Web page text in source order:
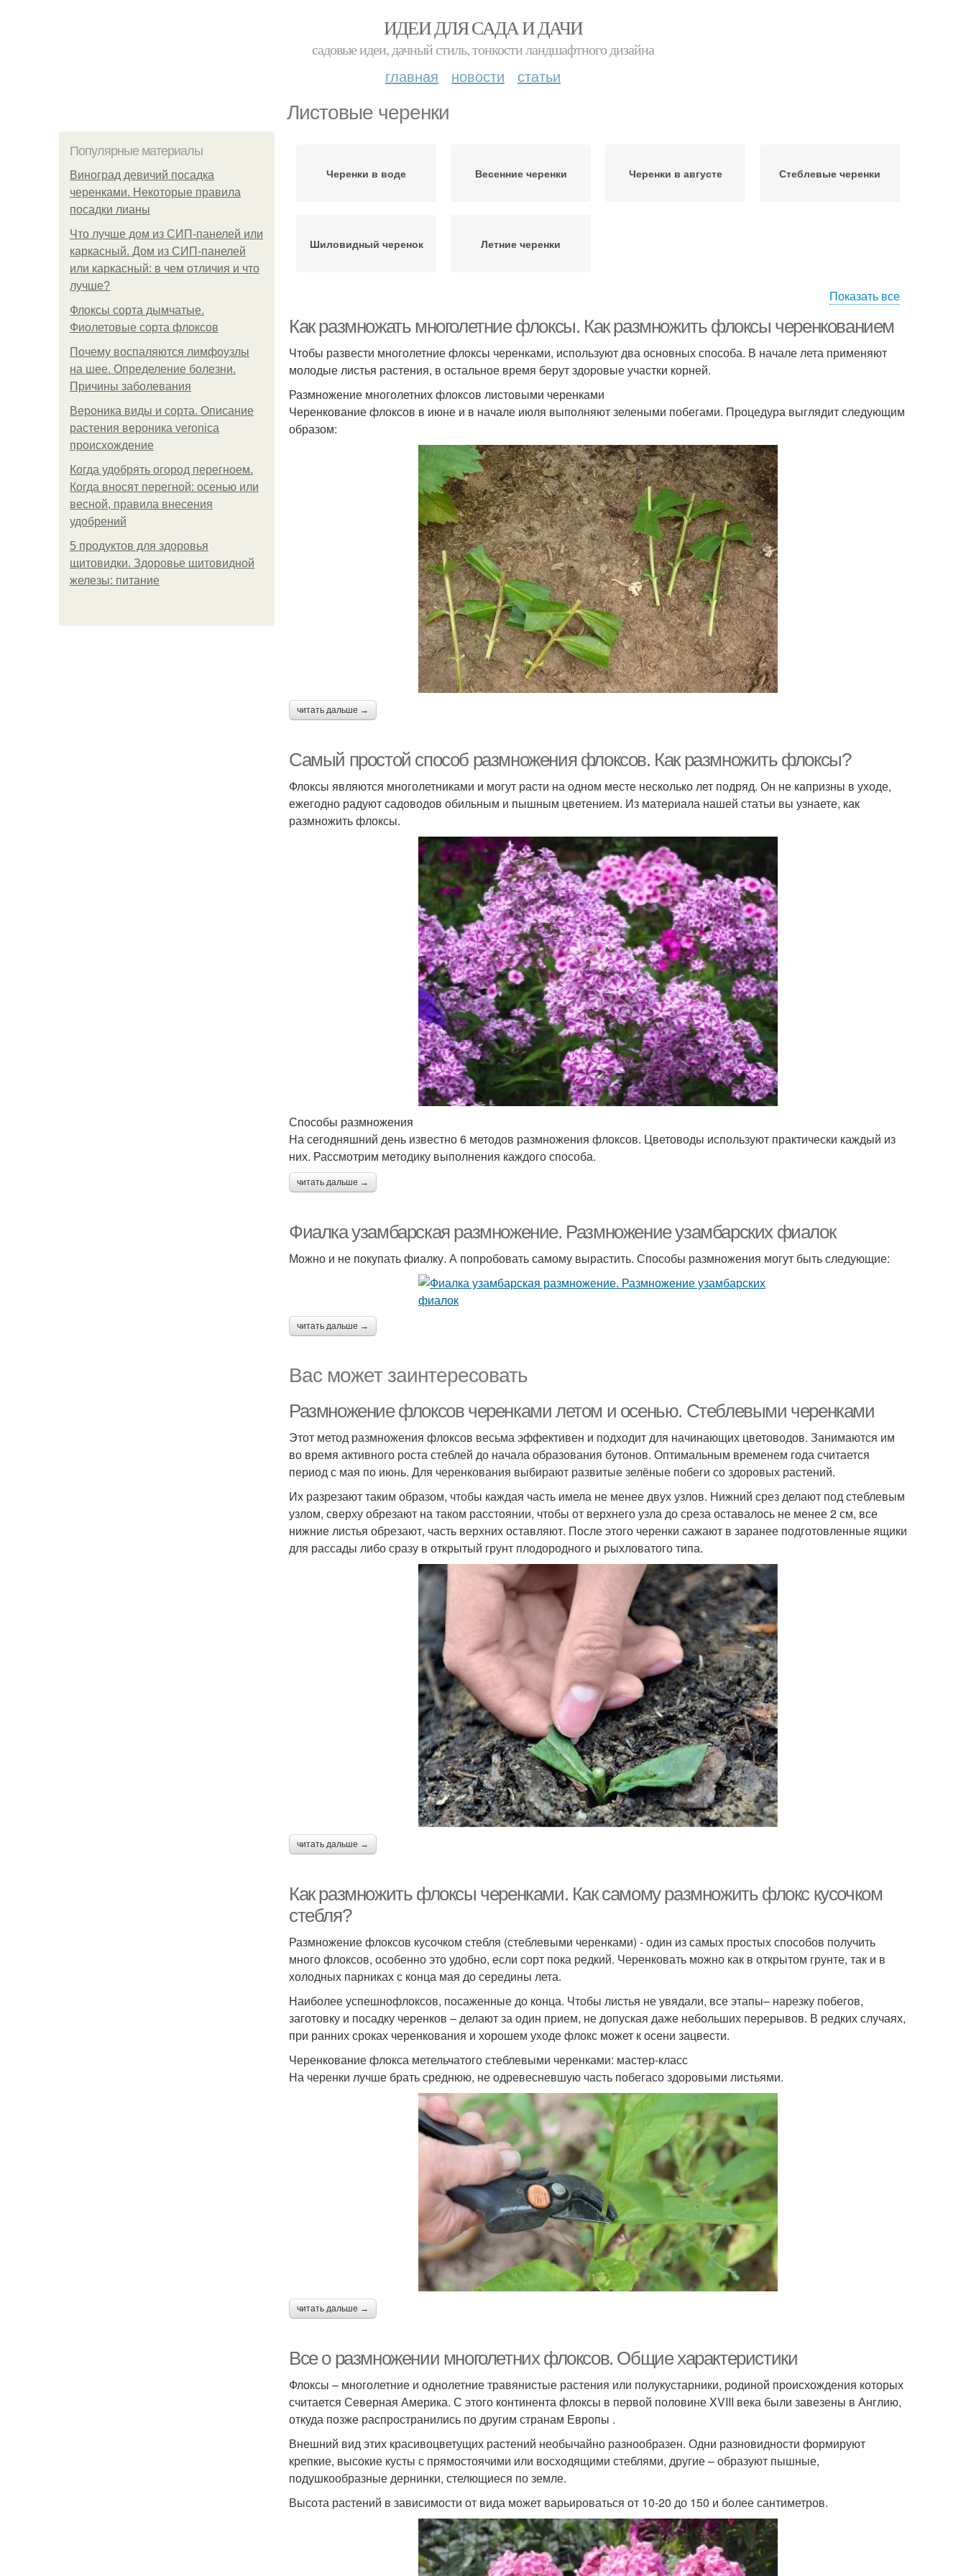
ИДЕИ ДЛЯ САДА И ДАЧИ
садовые идеи, дачный стиль, тонкости ландшафтного дизайна
главная новости статьи
Листовые черенки
Популярные материалы
Виноград девичий посадка
черенками. Некоторые правила
посадки лианы
Что лучше дом из СИП-панелей или
каркасный. Дом из СИП-панелей
или каркасный: в чем отличия и что
лучше?
Флоксы сорта дымчатые.
Фиолетовые сорта флоксов
Почему воспаляются лимфоузлы
на шее. Определение болезни.
Причины заболевания
Вероника виды и сорта. Описание
растения вероника veronica
происхождение
Когда удобрять огород перегноем.
Когда вносят перегной: осенью или
весной, правила внесения
удобрений
5 продуктов для здоровья
щитовидки. Здоровье щитовидной
железы: питание
Черенки в воде Весенние черенки Черенки в августе Стеблевые черенки
Шиловидный черенок Летние черенки
Показать все
Как размножать многолетние флоксы. Как размножить флоксы черенкованием
Чтобы развести многолетние флоксы черенками, используют два основных способа. В начале лета применяют
молодые листья растения, в остальное время берут здоровые участки корней.
Размножение многолетних флоксов листовыми черенками
Черенкование флоксов в июне и в начале июля выполняют зелеными побегами. Процедура выглядит следующим
образом:
читать дальше →
Самый простой способ размножения флоксов. Как размножить флоксы?
Флоксы являются многолетниками и могут расти на одном месте несколько лет подряд. Он не капризны в уходе,
ежегодно радуют садоводов обильным и пышным цветением. Из материала нашей статьи вы узнаете, как
размножить флоксы.
Способы размножения
На сегодняшний день известно 6 методов размножения флоксов. Цветоводы используют практически каждый из
них. Рассмотрим методику выполнения каждого способа.
читать дальше →
Фиалка узамбарская размножение. Размножение узамбарских фиалок
Можно и не покупать фиалку. А попробовать самому вырастить. Способы размножения могут быть следующие:
читать дальше →
Вас может заинтересовать
Размножение флоксов черенками летом и осенью. Стеблевыми черенками
Этот метод размножения флоксов весьма эффективен и подходит для начинающих цветоводов. Занимаются им
во время активного роста стеблей до начала образования бутонов. Оптимальным временем года считается
период с мая по июнь. Для черенкования выбирают развитые зелёные побеги со здоровых растений.
Их разрезают таким образом, чтобы каждая часть имела не менее двух узлов. Нижний срез делают под стеблевым
узлом, сверху обрезают на таком расстоянии, чтобы от верхнего узла до среза оставалось не менее 2 см, все
нижние листья обрезают, часть верхних оставляют. После этого черенки сажают в заранее подготовленные ящики
для рассады либо сразу в открытый грунт плодородного и рыхловатого типа.
читать дальше →
Как размножить флоксы черенками. Как самому размножить флокс кусочком
стебля?
Размножение флоксов кусочком стебля (стеблевыми черенками) - один из самых простых способов получить
много флоксов, особенно это удобно, если сорт пока редкий. Черенковать можно как в открытом грунте, так и в
холодных парниках с конца мая до середины лета.
Наиболее успешнофлоксов, посаженные до конца. Чтобы листья не увядали, все этапы– нарезку побегов,
заготовку и посадку черенков – делают за один прием, не допуская даже небольших перерывов. В редких случаях,
при ранних сроках черенкования и хорошем уходе флокс может к осени зацвести.
Черенкование флокса метельчатого стеблевыми черенками: мастер-класс
На черенки лучше брать среднюю, не одревесневшую часть побегасо здоровыми листьями.
читать дальше →
Все о размножении многолетних флоксов. Общие характеристики
Флоксы – многолетние и однолетние травянистые растения или полукустарники, родиной происхождения которых
считается Северная Америка. С этого континента флоксы в первой половине XVIII века были завезены в Англию,
откуда позже распространились по другим странам Европы .
Внешний вид этих красивоцветущих растений необычайно разнообразен. Одни разновидности формируют
крепкие, высокие кусты с прямостоячими или восходящими стеблями, другие – образуют пышные,
подушкообразные дернинки, стелющиеся по земле.
Высота растений в зависимости от вида может варьироваться от 10-20 до 150 и более сантиметров.